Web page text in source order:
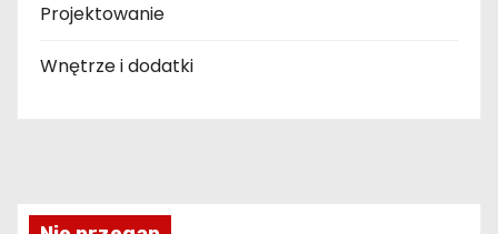
Projektowanie
Wnętrze i dodatki